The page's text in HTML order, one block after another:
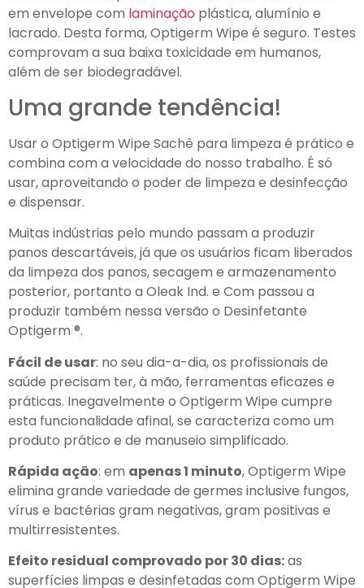
em envelope com laminação plástica, alumínio e
lacrado. Desta forma, Optigerm Wipe é seguro. Testes
comprovam a sua baixa toxicidade em humanos,
além de ser biodegradável.
Uma grande tendência!
Usar o Optigerm Wipe Sachê para limpeza é prático e
combina com a velocidade do nosso trabalho. É só
usar, aproveitando o poder de limpeza e desinfecção
e dispensar.
Muitas indústrias pelo mundo passam a produzir
panos descartáveis, já que os usuários ficam liberados
da limpeza dos panos, secagem e armazenamento
posterior, portanto a Oleak Ind. e Com passou a
produzir também nessa versão o Desinfetante
Optigerm ®.
Fácil de usar: no seu dia-a-dia, os profissionais de
saúde precisam ter, à mão, ferramentas eficazes e
práticas. Inegavelmente o Optigerm Wipe cumpre
esta funcionalidade afinal, se caracteriza como um
produto prático e de manuseio simplificado.
Rápida ação: em apenas 1 minuto, Optigerm Wipe
elimina grande variedade de germes inclusive fungos,
vírus e bactérias gram negativas, gram positivas e
multirresistentes.
Efeito residual comprovado por 30 dias:as
superfícies limpas e desinfetadas com Optigerm Wipe